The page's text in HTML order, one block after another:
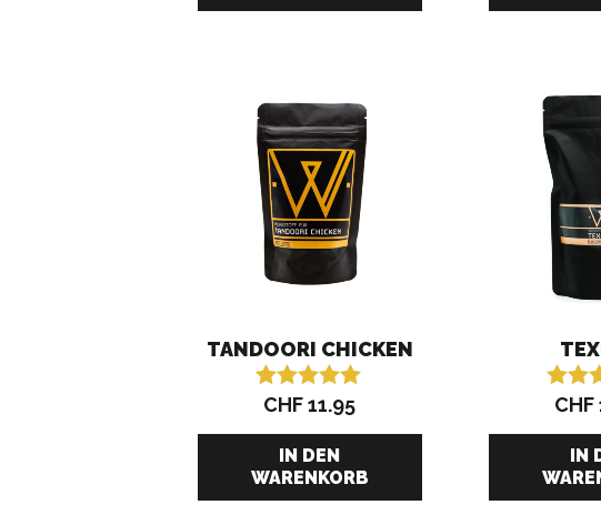
TANDOORI CHICKEN
Bewertet mit
von 5
CHF11.95
IN DEN
WARENKORB
CHF
IN